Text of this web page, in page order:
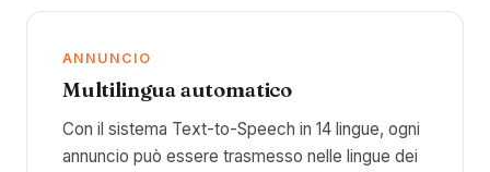
ANNUNCIO
Multilingua automatico
Con il sistema Text-to-Speech in 14 lingue, ogni
annuncio può essere trasmesso nelle lingue dei